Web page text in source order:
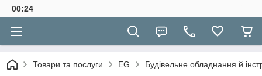
00:24
Товари та послуги EG Будівельне обладнання й